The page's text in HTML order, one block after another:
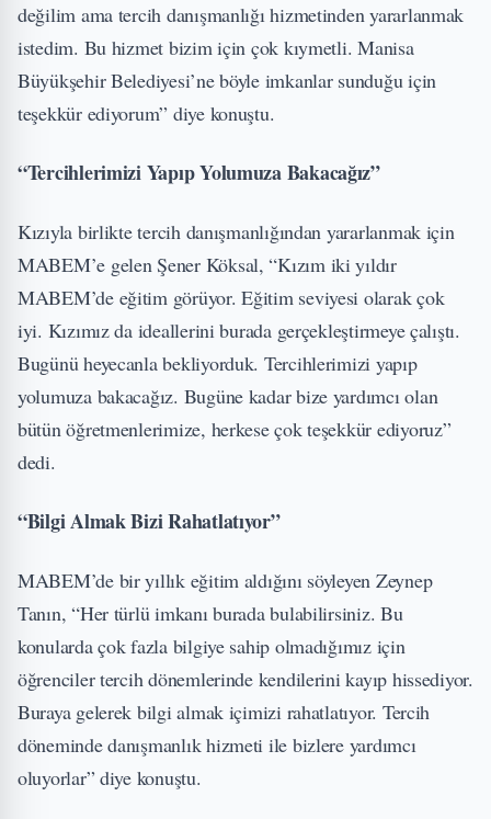
değilim ama tercih danışmanlığı hizmetinden yararlanmak
istedim. Bu hizmet bizim için çok kıymetli. Manisa
Büyükşehir Belediyesi’ne böyle imkanlar sunduğu için
teşekkür ediyorum” diye konuştu.
“Tercihlerimizi Yapıp Yolumuza Bakacağız”
Kızıyla birlikte tercih danışmanlığından yararlanmak için
MABEM’e gelen Şener Köksal, “Kızım iki yıldır
MABEM’de eğitim görüyor. Eğitim seviyesi olarak çok
iyi. Kızımız da ideallerini burada gerçekleştirmeye çalıştı.
Bugünü heyecanla bekliyorduk. Tercihlerimizi yapıp
yolumuza bakacağız. Bugüne kadar bize yardımcı olan
bütün öğretmenlerimize, herkese çok teşekkür ediyoruz”
dedi.
“Bilgi Almak Bizi Rahatlatıyor”
MABEM’de bir yıllık eğitim aldığını söyleyen Zeynep
Tanın, “Her türlü imkanı burada bulabilirsiniz. Bu
konularda çok fazla bilgiye sahip olmadığımız için
öğrenciler tercih dönemlerinde kendilerini kayıp hissediyor.
Buraya gelerek bilgi almak içimizi rahatlatıyor. Tercih
döneminde danışmanlık hizmeti ile bizlere yardımcı
oluyorlar” diye konuştu.